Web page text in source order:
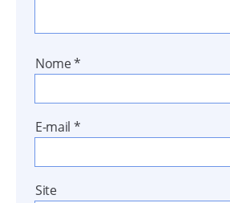
Nome*
E-mail *
Site